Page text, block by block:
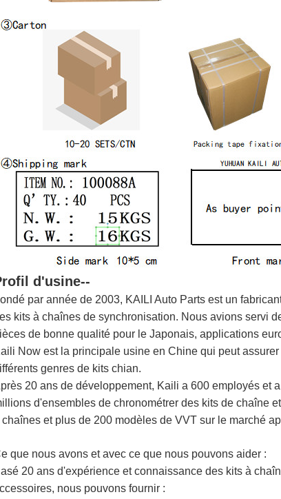
d'usine--
par année de 2003, KAILI Auto Parts est un
kits à chaînes de synchronisation. Nous avions servi
de bonne qualité pour le Japonais, applications
Now est la principale usine en Chine qui peut
genres de kits chian.
20 ans de développement, Kaili a 600 employés et
d'ensembles de chronométrer des kits de chaîne
chaînes et plus de 200 modèles de VVT sur le marché
que nous avons et avec ce que nous pouvons aider :
20 ans d'expérience et connaissance des kits à
nous pouvons fournir :